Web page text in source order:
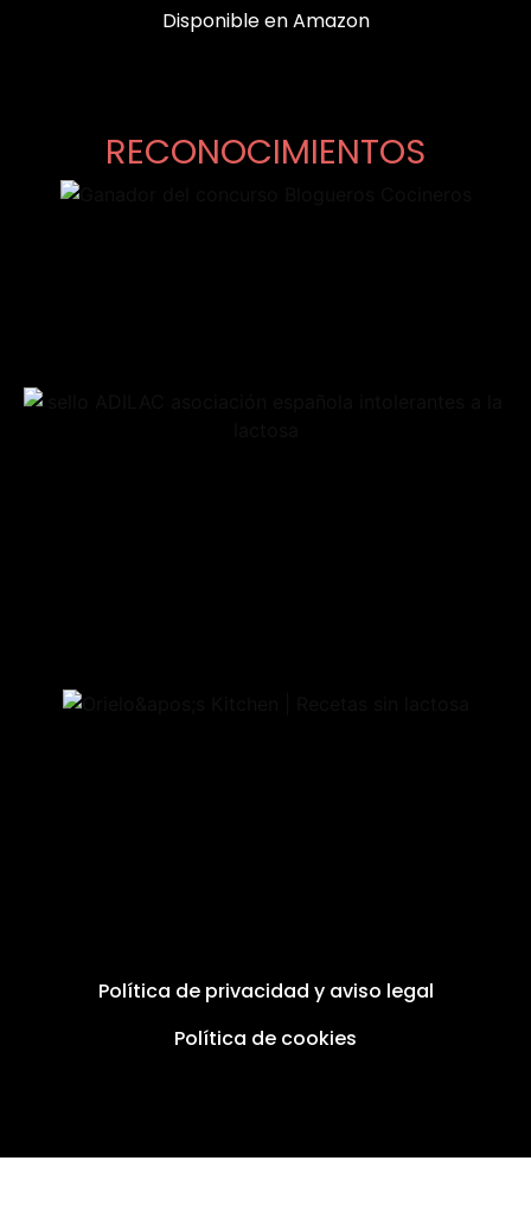
Disponible en Amazon
Política de privacidad y aviso legal
Política de cookies
RECONOCIMIENTOS